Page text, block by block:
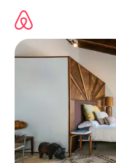
para
conteúdo